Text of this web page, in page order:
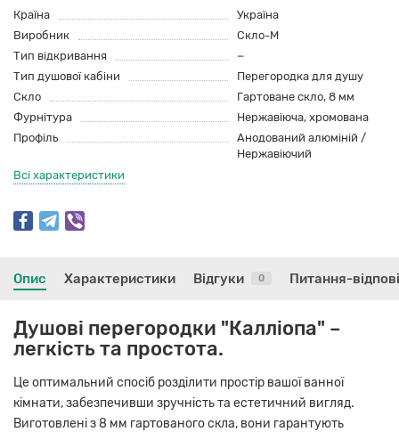
Країна
Україна
Виробник
Скло-М
Тип відкривання
−
Тип душової кабіни
Перегородка для душу
Скло
Гартоване скло, 8 мм
Фурнітура
Нержавіюча, хромована
Профіль
Анодований алюміній /
Нержавіючий
Всі характеристики
Опис Характеристики Відгуки 0 Питання-
Душові перегородки "Калліопа" –
легкість та простота.
Це оптимальний спосіб розділити простір вашої ванної
кімнати, забезпечивши зручність та естетичний вигляд.
Виготовлені з 8 мм гартованого скла, вони гарантують